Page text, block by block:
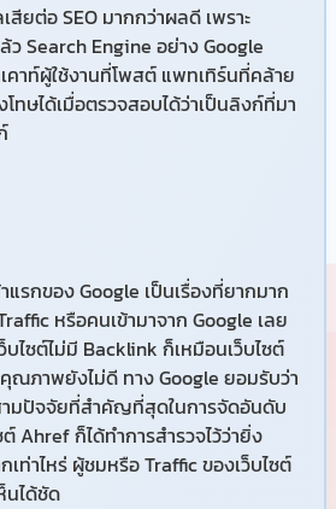
สียต่อ SEO มากกว่าผลดี เพราะ
Search Engine อย่าง Google
คาท์ผู้ใช้งานที่โพสต์ แพทเทิร์นที่คล้าย
ทษได้เมื่อตรวจสอบได้ว่าเป็นลิงก์ที่มา
แรกของ Google เป็นเรื่องที่ยากมาก
หรือคนเข้ามาจาก Google เลย
ไซต์ไม่มี Backlink ก็เหมือนเว็บไซต์
ณภาพยังไม่ดี ทาง Google ยอมรับว่า
ามปัจจัยที่สำคัญที่สุดในการจัดอันดับ
Ahref ก็ได้ทำการสำรวจไว้ว่ายิ่ง
เท่าไหร่ ผู้ชมหรือ Traffic ของเว็บไซต์
นได้ชัด